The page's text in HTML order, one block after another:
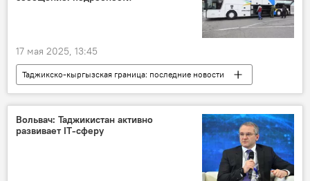
17 мая 2025, 13:45
Таджикско-кыргызская граница: последние новости
Таджикистан
Кыргызстан
Транспорт
Азим Иброхим
Вольвач: Таджикистан активно
развивает IT-сферу